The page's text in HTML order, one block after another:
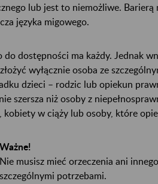
lub jest to niemożliwe.
języka migowego.
do dostępności ma każdy. Jednak
wyłącznie osoba ze
dzieci – rodzic lub opiekun
szersza niż osoby z
kobiety w ciąży lub osoby, które
Ważne!
Nie musisz mieć orzeczenia ani
szczególnymi potrzebami.